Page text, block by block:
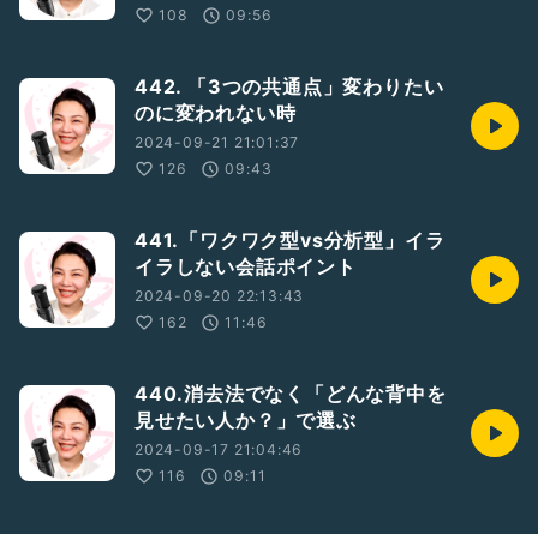
108
09:56
442. 「3つの共通点」変わりたい
のに変われない時
2024-09-21 21:01:37
126
09:43
441.「ワクワク型vs分析型」イラ
イラしない会話ポイント
2024-09-20 22:13:43
162
11:46
440.消去法でなく「どんな背中を
見せたい人か？」で選ぶ
2024-09-17 21:04:46
116
09:11